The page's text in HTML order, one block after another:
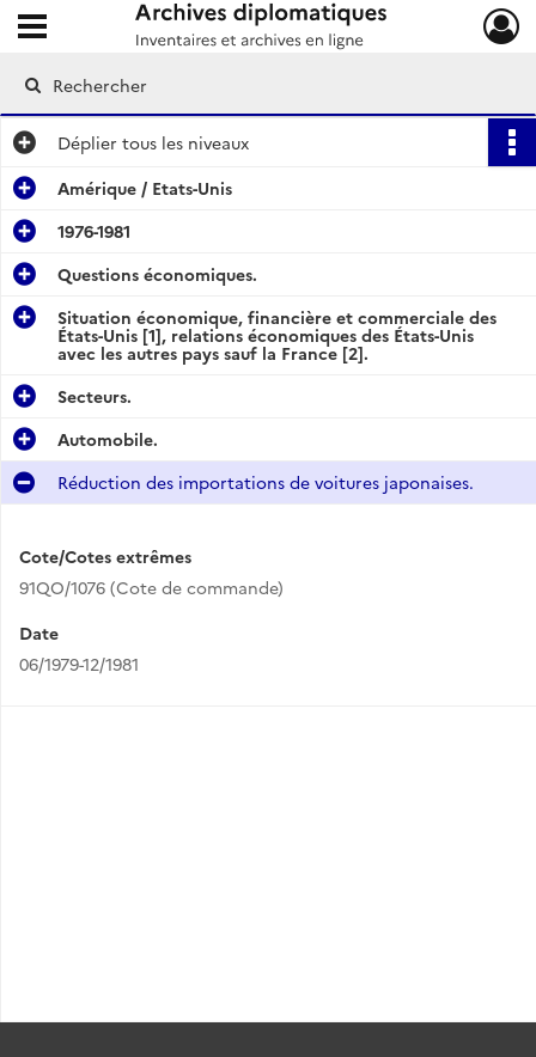
Archives diplomatiques
Ouvrir le menu déroulant
Déplier tous les niveaux
Amérique / Etats-Unis
1976-1981
Questions économiques.
Situation économique, financière et commerciale des
États-Unis [1], relations économiques des États-Unis
avec les autres pays sauf la France [2].
Secteurs.
Automobile.
Réduction des importations de voitures japonaises.
Cote/Cotes extrêmes
91QO/1076 (Cote de commande)
Date
06/1979-12/1981